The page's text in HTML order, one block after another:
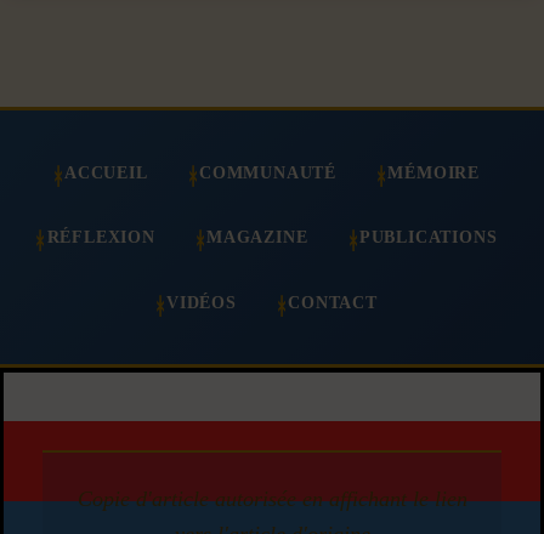
ACCUEIL COMMUNAUTÉ MÉMOIRE
RÉFLEXION MAGAZINE PUBLICATIONS
VIDÉOS CONTACT
Copie d'article autorisée en affichant le lien